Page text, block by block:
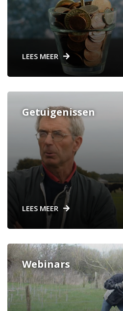
LEES MEER
Getuigenissen
LEES MEER
Webinars